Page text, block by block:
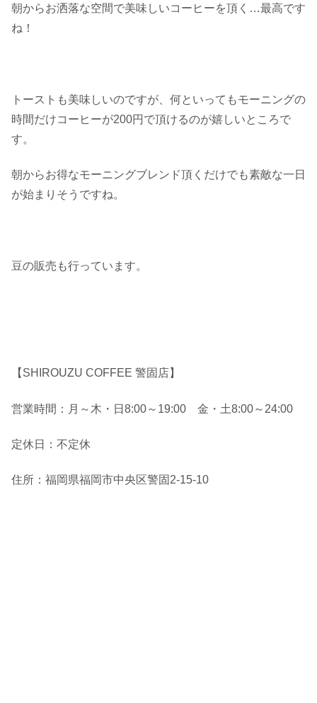
朝からお洒落な空間で美味しいコーヒーを頂く…最高です
ね！
トーストも美味しいのですが、何といってもモーニングの
時間だけコーヒーが200円 で頂けるのが嬉しいところで
す。
朝からお得なモーニングブレンド頂くだけでも素敵な一日
が始まりそうですね。
豆の販売も行っています。
【SHIROUZU COFFEE 警固店】
営業時間：月～木・日8:00～19:00 金・土8:00～24:00
定休日：不定休
住所：福岡県福岡市中央区警固2-15-10